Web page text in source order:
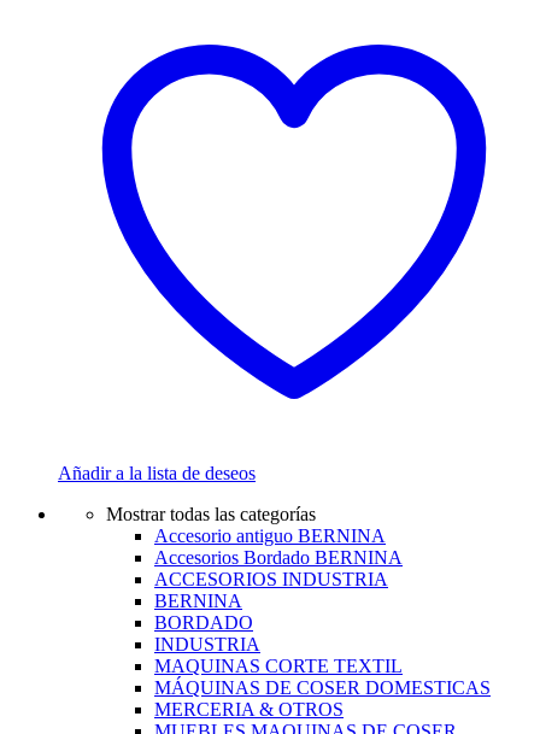
Añadir a la lista de deseos
Mostrar todas las categorías
Accesorio antiguo BERNINA
Accesorios Bordado BERNINA
ACCESORIOS INDUSTRIA
BERNINA
BORDADO
INDUSTRIA
MAQUINAS CORTE TEXTIL
MÁQUINAS DE COSER DOMESTICAS
MERCERIA & OTROS